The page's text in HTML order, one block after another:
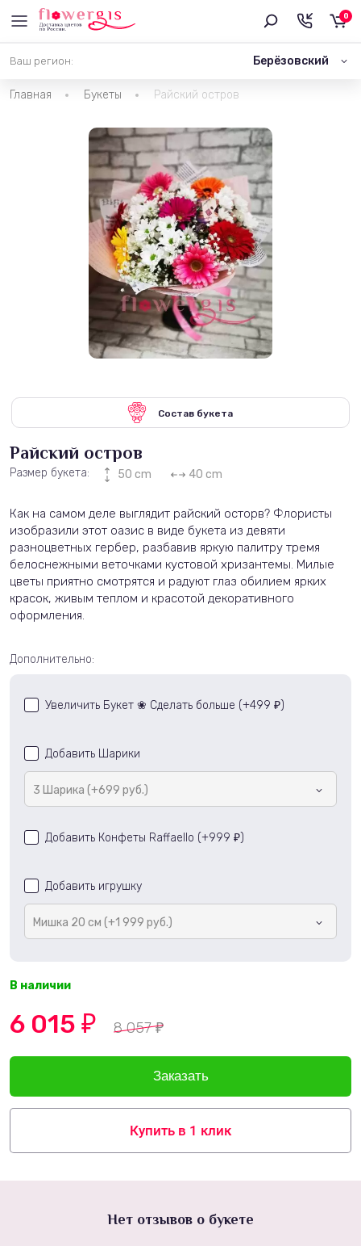
Ваш регион: Берёзовский
0
Главная Букеты Райский остров
Состав букета
Райский остров
Размер букета: 50 cm 40 cm
Как на самом деле выглядит райский осторв? Флористы
изобразили этот оазис в виде букета из девяти
разноцветных гербер, разбавив яркую палитру тремя
белоснежными веточками кустовой хризантемы. Милые
цветы приятно смотрятся и радуют глаз обилием ярких
красок, живым теплом и красотой декоративного
оформления.
Дополнительно:
Увеличить Букет ❀ Сделать больше (+499 ₽ )
Добавить Шарики
3 Шарика (+699 руб.)
Добавить Конфеты Raffaello (+999 ₽ )
Добавить игрушку
Мишка 20 см (+1 999 руб.)
В наличии
6 015 ₽ 8 057₽
Купить в 1 клик
Нет отзывов о букете